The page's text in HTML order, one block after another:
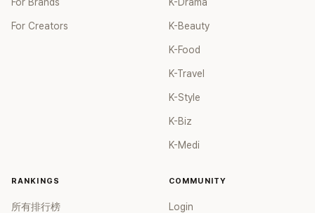
For Creators K-Beauty
K-Food
K-Travel
K-Style
K-Biz
K-Medi
RANKINGS
所有排行榜
COMMUNITY
Login